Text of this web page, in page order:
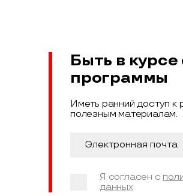
Быть в
программы
Иметь ранний доступ
полезным материалам.
Я согласен с
данных